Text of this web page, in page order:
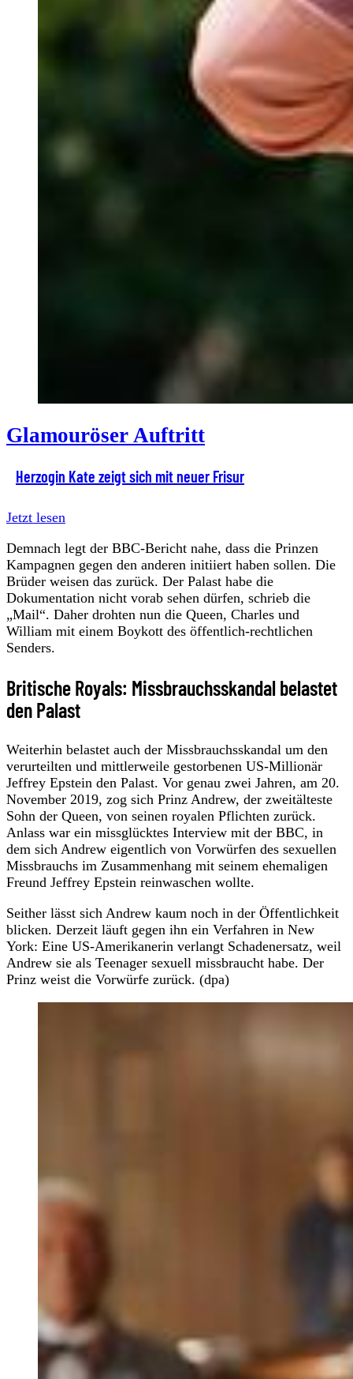
Glamouröser Auftritt
Herzogin Kate zeigt sich mit neuer Frisur
Jetzt lesen
Demnach legt der BBC-Bericht nahe, dass die Prinzen
Kampagnen gegen den anderen initiiert haben sollen. Die
Brüder weisen das zurück. Der Palast habe die
Dokumentation nicht vorab sehen dürfen, schrieb die
„Mail“. Daher drohten nun die Queen, Charles und
William mit einem Boykott des öffentlich-rechtlichen
Senders.
Britische Royals: Missbrauchsskandal belastet
den Palast
Weiterhin belastet auch der Missbrauchsskandal um den
verurteilten und mittlerweile gestorbenen US-Millionär
Jeffrey Epstein den Palast. Vor genau zwei Jahren, am 20.
November 2019, zog sich Prinz Andrew, der zweitälteste
Sohn der Queen, von seinen royalen Pflichten zurück.
Anlass war ein missglücktes Interview mit der BBC, in
dem sich Andrew eigentlich von Vorwürfen des sexuellen
Missbrauchs im Zusammenhang mit seinem ehemaligen
Freund Jeffrey Epstein reinwaschen wollte.
Seither lässt sich Andrew kaum noch in der Öffentlichkeit
blicken. Derzeit läuft gegen ihn ein Verfahren in New
York: Eine US-Amerikanerin verlangt Schadenersatz, weil
Andrew sie als Teenager sexuell missbraucht habe. Der
Prinz weist die Vorwürfe zurück. (dpa)